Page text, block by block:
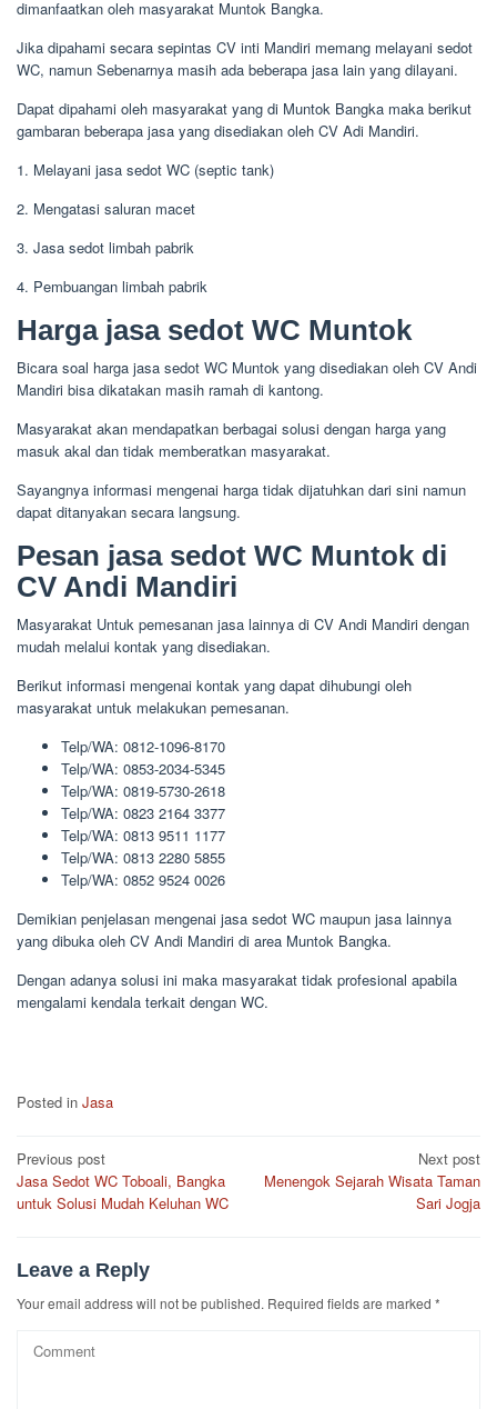
dimanfaatkan oleh masyarakat Muntok Bangka.
Jika dipahami secara sepintas CV inti Mandiri memang melayani sedot
WC, namun Sebenarnya masih ada beberapa jasa lain yang dilayani.
Dapat dipahami oleh masyarakat yang di Muntok Bangka maka berikut
gambaran beberapa jasa yang disediakan oleh CV Adi Mandiri.
1. Melayani jasa sedot WC (septic tank)
2. Mengatasi saluran macet
3. Jasa sedot limbah pabrik
4. Pembuangan limbah pabrik
Harga jasa sedot WC Muntok
Bicara soal harga jasa sedot WC Muntok yang disediakan oleh CV Andi
Mandiri bisa dikatakan masih ramah di kantong.
Masyarakat akan mendapatkan berbagai solusi dengan harga yang
masuk akal dan tidak memberatkan masyarakat.
Sayangnya informasi mengenai harga tidak dijatuhkan dari sini namun
dapat ditanyakan secara langsung.
Pesan jasa sedot WC Muntok di
CV Andi Mandiri
Masyarakat Untuk pemesanan jasa lainnya di CV Andi Mandiri dengan
mudah melalui kontak yang disediakan.
Berikut informasi mengenai kontak yang dapat dihubungi oleh
masyarakat untuk melakukan pemesanan.
Telp/WA: 0812-1096-8170
Telp/WA: 0853-2034-5345
Telp/WA: 0819-5730-2618
Telp/WA: 0823 2164 3377
Telp/WA: 0813 9511 1177
Telp/WA: 0813 2280 5855
Telp/WA: 0852 9524 0026
Demikian penjelasan mengenai jasa sedot WC maupun jasa lainnya
yang dibuka oleh CV Andi Mandiri di area Muntok Bangka.
Dengan adanya solusi ini maka masyarakat tidak profesional apabila
mengalami kendala terkait dengan WC.
Posted in Jasa
Post
navigation
Previous post
Jasa Sedot WC Toboali, Bangka
untuk Solusi Mudah Keluhan WC
Next post
Menengok Sejarah Wisata Taman
Sari Jogja
Leave a Reply
Your email address will not be published. Required fields are marked *